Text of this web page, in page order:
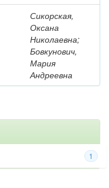
Сикорская,
Оксана
Николаевна;
Бовкунович,
Мария
Андреевна
1